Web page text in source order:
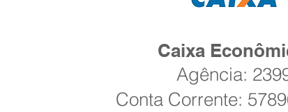
Caixa
Agência:
Conta Corrente: